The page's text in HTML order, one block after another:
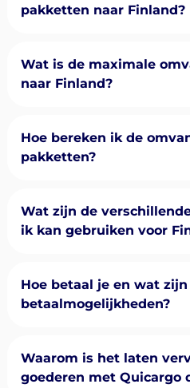
pakketten naar Finland?
Wat is de maximale
naar Finland?
Hoe bereken ik de
pakketten?
Wat zijn de
ik kan gebruiken voor
Hoe betaal je en wat zijn
betaalmogelijkheden?
Waarom is het laten
goederen met Quicargo